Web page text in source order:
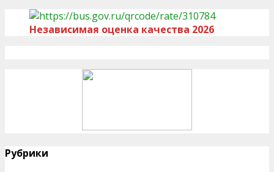
Независимая оценка качества 2026
Рубрики